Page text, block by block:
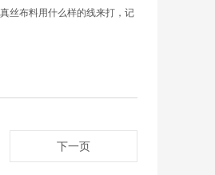
丝布料用什么样的线来打，记
下一页